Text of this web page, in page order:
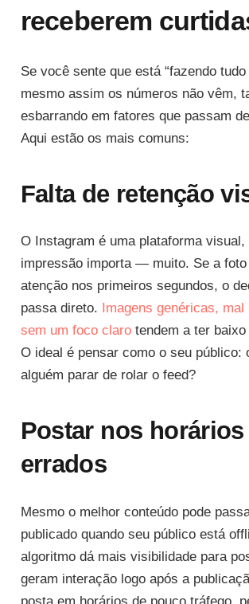
receberem
Se você sente que está “fazendo tudo
mesmo assim os números não vêm,
esbarrando em fatores que passam
Aqui estão os mais comuns:
Falta de retenção
O Instagram é uma plataforma visual,
impressão importa — muito. Se a foto
atenção nos primeiros segundos, o
passa direto. Imagens genéricas, mal
sem um foco clarotendem a ter baixo
O ideal é pensar como o seu público:
alguém parar de rolar o feed?
Postar nos horários
errados
Mesmo o melhor conteúdo pode
publicado quando seu público está
algoritmo dá mais visibilidade para
geram interação logo após a
posta em horários de pouco tráfego,